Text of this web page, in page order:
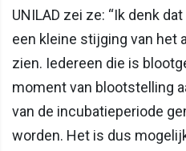
UNILAD zei ze: “Ik denk
een kleine stijging van het
zien. Iedereen die is
moment van blootstelling
van de incubatieperiode
worden. Het is dus